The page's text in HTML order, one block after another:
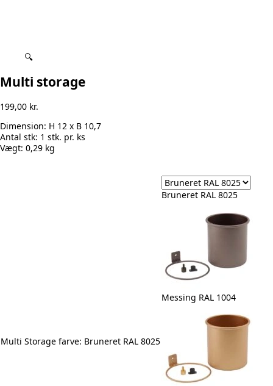
🔍
Multi storage
199,00 kr.
Dimension: H 12 x B 10,7
Antal stk: 1 stk. pr. ks
Vægt: 0,29 kg
Multi Storage farve: Bruneret RAL 8025
Bruneret RAL 8025
Messing RAL 1004